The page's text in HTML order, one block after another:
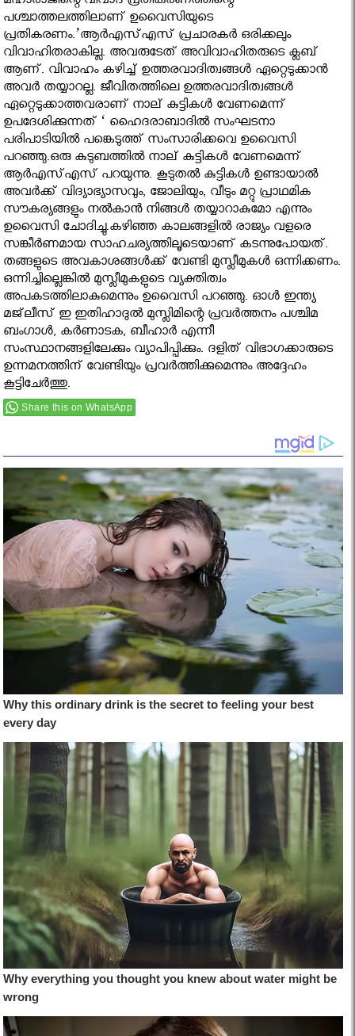
പശ്ചാത്തലത്തിലാണ് ഉവൈസിയുടെ
പ്രതികരണം.’ആര്‍എസ്എസ് പ്രചാരകര്‍ ഒരിക്കലും
വിവാഹിതരാകില്ല. അവരുടേത് അവിവാഹിതരുടെ ക്ലബ്
ആണ്. വിവാഹം കഴിച്ച് ഉത്തരവാദിത്വങ്ങള്‍ ഏറ്റെടുക്കാന്‍
അവര്‍ തയ്യാറല്ല. ജീവിതത്തിലെ ഉത്തരവാദിത്വങ്ങള്‍
ഏറ്റെടുക്കാത്തവരാണ് നാല് കുട്ടികള്‍ വേണമെന്ന്
ഉപദേശിക്കുന്നത് ‘ ഹൈദരാബാദില്‍ സംഘടനാ
പരിപാടിയില്‍ പങ്കെടുത്ത് സംസാരിക്കവെ ഉവൈസി
പറഞ്ഞു.ഒരു കുടുബത്തില്‍ നാല് കുട്ടികള്‍ വേണമെന്ന്
ആര്‍എസ്എസ് പറയുന്നു. കൂടുതല്‍ കുട്ടികള്‍ ഉണ്ടായാല്‍
അവര്‍ക്ക് വിദ്യാഭ്യാസവും, ജോലിയും, വീടും മറ്റു പ്രാഥമിക
സൗകര്യങ്ങളും നല്‍കാന്‍ നിങ്ങള്‍ തയ്യാറാകുമോ എന്നും
ഉവൈസി ചോദിച്ചു.കഴിഞ്ഞ കാലങ്ങളില്‍ രാജ്യം വളരെ
സങ്കീര്‍ണമായ സാഹചര്യത്തിലൂടെയാണ് കടന്നുപോയത്.
തങ്ങളുടെ അവകാശങ്ങള്‍ക്ക് വേണ്ടി മുസ്ലീമുകള്‍ ഒന്നിക്കണം.
ഒന്നിച്ചില്ലെങ്കില്‍ മുസ്ലീമുകളുടെ വ്യക്തിത്വം
അപകടത്തിലാകുമെന്നും ഉവൈസി പറഞ്ഞു. ഓള്‍ ഇന്ത്യ
മജ്‌ലീസ് ഇ ഇതിഹാദുല്‍ മുസ്ലിമിന്റെ പ്രവര്‍ത്തനം പശ്ചിമ
ബംഗാള്‍, കര്‍ണാടക, ബീഹാര്‍ എന്നീ
സംസ്ഥാനങ്ങളിലേക്കും വ്യാപിപ്പിക്കും. ദളിത് വിഭാഗക്കാരുടെ
ഉന്നമനത്തിന് വേണ്ടിയും പ്രവര്‍ത്തിക്കുമെന്നും അദ്ദേഹം
കൂട്ടിചേര്‍ത്തു.
Share this on WhatsApp